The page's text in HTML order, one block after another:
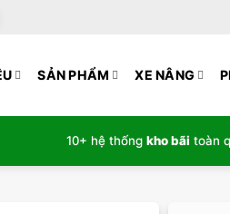
SẢN PHẨM XE NÂNG
10+ hệ thống kho bãi toàn